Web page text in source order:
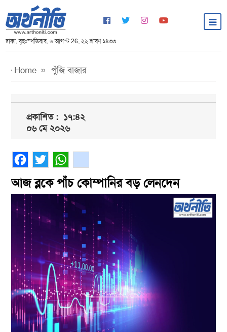
ঢাকা, বৃহঃস্পতিবার, ৬ আগস্ট 26, ২২ শ্রাবণ ১৪৩৩
Home পুঁজি বাজার
প্রকাশিত :১৭:৪২
০৬ মে ২০২৬
আজ ব্লকে পাঁচ কোম্পানির বড় লেনদেন